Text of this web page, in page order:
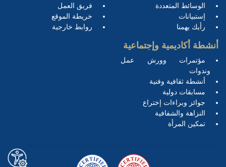
الوسائط المتعددة
إستبيانات
رأيك يهمنا
فريق العمل
خريطة الموقع
روابط خارجية
أنشطة أكاديمية وإجتماعية
مؤتمرات وورش عمل
وندوات
أنشطة ثقافية وفنية
مسابقات دولية
جوائز وبراءات إختراع
النزاهة والشفافية
تمكين المرأة